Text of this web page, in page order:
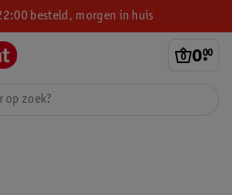
besteld, morgen in huis
0.
00